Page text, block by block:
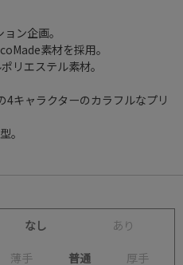
ン企画。
素材を採用。
リエステル素材。
4キャラクターのカラフルなプリ
。
なし あ り
薄手 普通 厚手